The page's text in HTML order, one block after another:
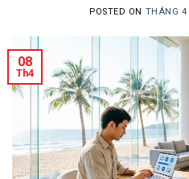
POSTED ON THÁNG 4
08
Th4